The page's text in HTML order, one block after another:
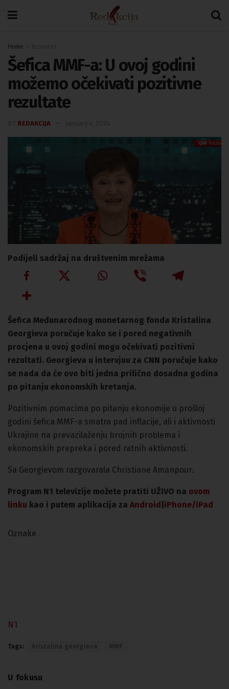
Home
Šefica MMF-a: U ovoj godini
možemo očekivati pozitivne
rezultate
REDAKCIJA
Podijeli sadržaj na društvenim mrežama
Šefica Međunarodnog monetarnog fonda Kristalina
Georgieva poručuje kako se i pored negativnih
procjena u ovoj godini mogu očekivati pozitivni
rezultati. Georgieva u intervjuu za CNN poručuje kako
se nada da će ovo biti jedna prilično dosadna godina
po pitanju ekonomskih kretanja.
Pozitivnim pomacima po pitanju ekonomije u prošloj
godini šefica MMF-a smatra pad inflacije, ali i aktivnosti
Ukrajine na prevazilaženju brojnih problema i
ekonomskih prepreka i pored ratnih aktivnosti.
Sa Georgievom razgovarala Christiane Amanpour.
Program N1 televizije možete pratiti UŽIVO na ovom
linku kao i putem aplikacija za Android iPhone/iPad
Oznake
N1
Tags: kristalina georgieva MMF
U fokusu